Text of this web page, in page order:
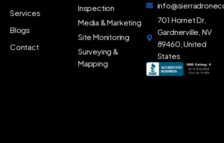
Services
Blogs
Contact
Inspection
Media & Marketing
Site Monitoring
Surveying &
Mapping
701 Hornet Dr,
Gardnerville, NV
89460, United
States